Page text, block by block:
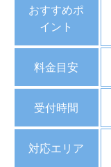
おすすめポ
イント
料金目安
受付時間
対応エリア